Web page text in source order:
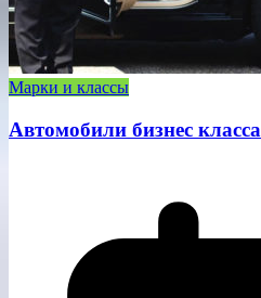
Марки и классы
Автомобили бизнес класса